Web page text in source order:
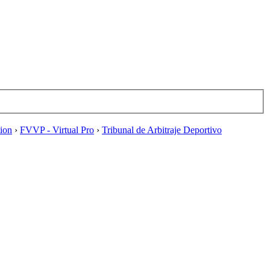
› FVVP - Virtual Pro › Tribunal de Arbitraje Deportivo